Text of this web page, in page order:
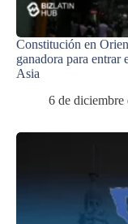
Constitución en
ganadora para
Asia
6 de diciembre